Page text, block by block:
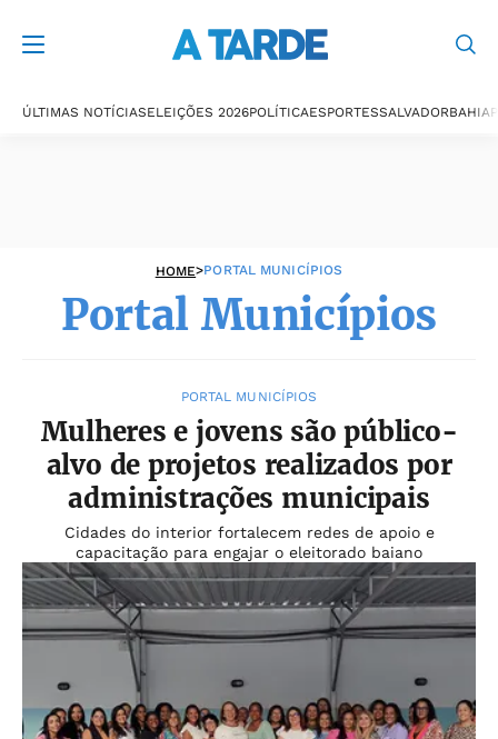
ÚLTIMAS NOTÍCIASELEIÇÕES 2026POLÍTICAESPORTESSALVADORBAHIA
HOME>PORTAL MUNICÍPIOS
Portal Municípios
PORTAL MUNICÍPIOS
Mulheres e jovens são público-
alvo de projetos realizados por
administrações municipais
Cidades do interior fortalecem redes de apoio e
capacitação para engajar o eleitorado baiano